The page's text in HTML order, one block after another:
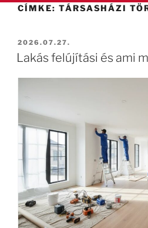
CÍMKE: TÁRSASHÁZI
2026.07.27.
Lakás felújítási és ami